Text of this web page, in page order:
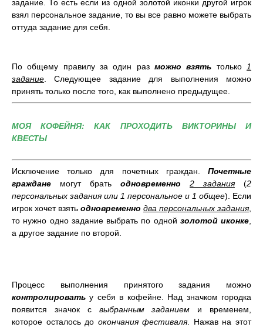
задание. То есть если из одной золотой иконки другой игрок
взял персональное задание, то вы все равно можете выбрать
оттуда задание для себя.
По общему правилу за один раз можновзять только
1
задание . Следующее задание для выполнения можно
принять только после того, как выполнено предыдущее.
МОЯ КОФЕЙНЯ: КАК ПРОХОДИТЬ ВИКТОРИНЫ И
КВЕСТЫ
Исключение только для почетных граждан. Почетные
граждане могут брать одновременно 2 задания(2
персональных задания или 1 персональное и 1 общее). Если
игрок хочет взять одновременно два персональных задания,
то нужно одно задание выбрать по одной золотой иконке
а другое задание по второй.
Процесс выполнения принятого задания можно
контролироватьу себя в кофейне. Над значком городка
появится значок с выбранным заданием и временем,
которое осталось до окончанияфестиваля. Нажав на этот